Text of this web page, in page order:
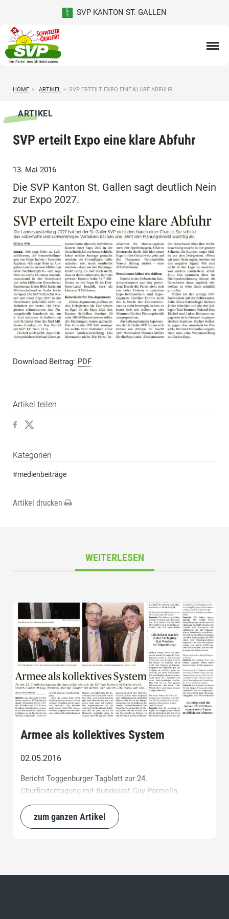
SVP KANTON ST. GALLEN
HOME > ARTIKEL > SVP ERTEILT EXPO EINE KLARE ABFUHR
ARTIKEL
SVP erteilt Expo eine klare Abfuhr
13. Mai 2016
Die SVP Kanton St. Gallen sagt deutlich Nein
zur Expo 2027.
Download Beitrag: PDF
Artikel teilen
Kategorien
#medienbeiträge
Artikel drucken
WEITERLESEN
Armee als kollektives System
02.05.2016
Bericht Toggenburger Tagblatt zur 24.
Churfirstentagung mit Bundesrat Guy Parmelin.
zum ganzen Artikel